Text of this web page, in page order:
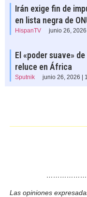
Irán exige fin de
en lista negra de
HispanTV junio 26,
El «poder suave»
reluce en África
Sputnik junio 26, 2026 |
Las opiniones